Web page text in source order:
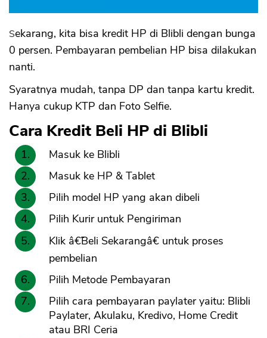
Sekarang, kita bisa kredit HP di Blibli dengan bunga
0 persen. Pembayaran pembelian HP bisa dilakukan
nanti.
Syaratnya mudah, tanpa DP dan tanpa kartu kredit.
Hanya cukup KTP dan Foto Selfie.
Cara Kredit Beli HP di Blibli
Masuk ke Blibli
Masuk ke HP & Tablet
Pilih model HP yang akan dibeli
Pilih Kurir untuk Pengiriman
Klik â€˜Beli Sekarangâ€ untuk proses
pembelian
Pilih Metode Pembayaran
Pilih cara pembayaran paylater yaitu: Blibli
Paylater, Akulaku, Kredivo, Home Credit
atau BRI Ceria